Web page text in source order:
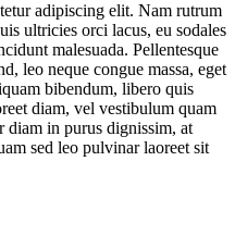
adipiscing elit. Nam rutrum
ultricies orci lacus, eu sodales
malesuada. Pellentesque
leo neque congue massa, eget
bibendum, libero quis
diam, vel vestibulum quam
diam in purus dignissim, at
sed leo pulvinar laoreet sit